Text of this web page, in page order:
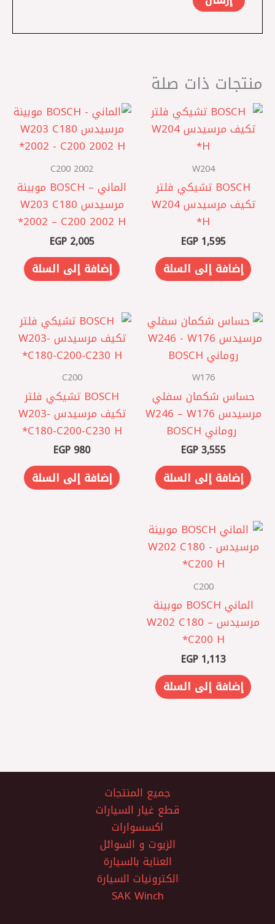
منتجات ذات صلة
W204
BOSCH تشيكي فلتر
تكيف مرسيدس W204
H*
EGP1,595
إضافة إلى السلة
C200 2002
الماني – BOSCH موبينة
مرسيدس W203 C180
2002 – C200 2002 H*
EGP2,005
إضافة إلى السلة
W176
حساس شكمان سفلي
مرسيدس W246 – W176
‏ روماني BOSCH
EGP3,555
إضافة إلى السلة
C200
BOSCH تشيكي فلتر
تكيف مرسيدس W203-
C180-C200-C230 H*
EGP 980
إضافة إلى السلة
C200
الماني BOSCH موبينة
مرسيدس W202 C180 –
C200 H*
EGP1,113
إضافة إلى السلة
جميع المنتجات
قطع غيار السيارات
اكسسوارات
الزيوت و السوائل
العناية بالسيارة
الكترونيات السيارة
SAK Winch